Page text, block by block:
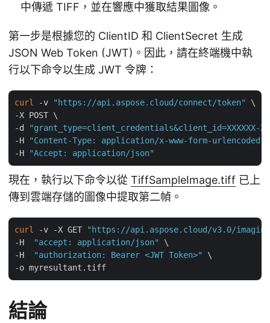
中傳遞 TIFF，並在響應中獲取結果圖像。
第一步是根據您的 ClientID 和 ClientSecret 生成
JSON Web Token (JWT)。因此，請在終端機中執
行以下命令以生成 JWT 令牌：
curl -v "https://api.aspose.cloud/connect/token"
\
-X POST \
-d
"grant_type=client_credentials&client_id=XXXXXX-
-H
"Content-Type: application/x-www-form-urlencoded"
-H
"Accept: application/json"
現在，執行以下命令以從 TiffSampleImage.tiff 已上
傳到雲端存儲的圖像中提取第二幀。
curl -v -X GET
"https://api.aspose.cloud/v3.0/
-H
"accept: application/json"
\
-H
"authorization: Bearer <JWT Token>"
\
結論